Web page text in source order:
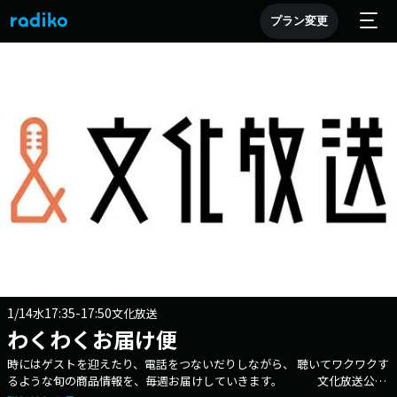
プラン変更
1/14水17:35-17:50文化放送
わくわくお届け便
時にはゲストを迎えたり、電話をつないだりしながら、 聴いてワクワクす
るような旬の商品情報を、毎週お届けしていきます。 文化放送公式